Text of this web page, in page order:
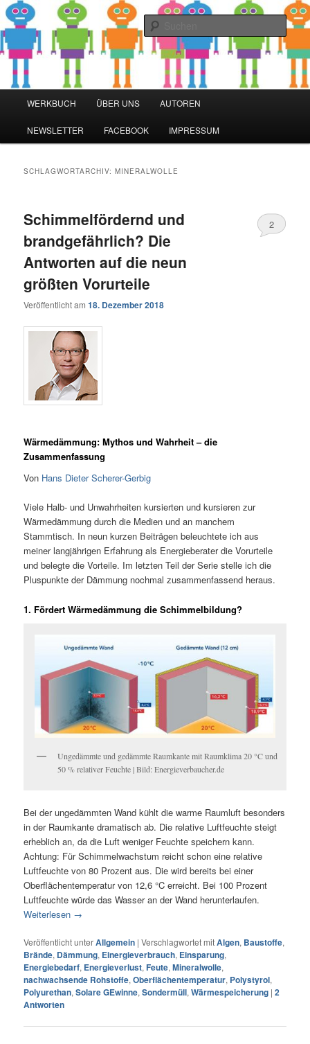
Zum
primären
Inhalt
springen
Zum
sekundären
Inhalt
springenWerkbuch Online
Blog zu den Themen Energieeffizienz und Digitalisierung
WERKBUCH ÜBER UNS AUTOREN
NEWSLETTER FACEBOOK IMPRESSUM
SCHLAGWORTARCHIV:MINERALWOLLE
Schimmelfördernd und
brandgefährlich? Die
Antworten auf die neun
größten Vorurteile
Veröffentlicht am18. Dezember 2018
2
Wärmedämmung: Mythos und Wahrheit – die
Zusammenfassung
Von Hans Dieter Scherer-Gerbig
Viele Halb- und Unwahrheiten kursierten und kursieren zur
Wärmedämmung durch die Medien und an manchem
Stammtisch. In neun kurzen Beiträgen beleuchtete ich aus
meiner langjährigen Erfahrung als Energieberater die Vorurteile
und belegte die Vorteile. Im letzten Teil der Serie stelle ich die
Pluspunkte der Dämmung nochmal zusammenfassend heraus.
1. Fördert Wärmedämmung die Schimmelbildung?
Ungedämmte und gedämmte Raumkante mit Raumklima 20 °C und
50 % relativer Feuchte | Bild: Energieverbaucher.de
Bei der ungedämmten Wand kühlt die warme Raumluft besonders
in der Raumkante dramatisch ab. Die relative Luftfeuchte steigt
erheblich an, da die Luft weniger Feuchte speichern kann.
Achtung: Für Schimmelwachstum reicht schon eine relative
Luftfeuchte von 80 Prozent aus. Die wird bereits bei einer
Oberflächentemperatur von 12,6 °C erreicht. Bei 100 Prozent
Luftfeuchte würde das Wasser an der Wand herunterlaufen.
Weiterlesen →
Veröffentlicht unterAllgemein |Verschlagwortet mitAlgen, Baustoffe,
Brände, Dämmung, Einergieverbrauch, Einsparung,
Energiebedarf, Energieverlust,Feute,Mineralwolle,
nachwachsende Rohstoffe,Oberflächentemperatur, Polystyrol,
Polyurethan,Solare GEwinne,Sondermüll,Wärmespeicherung |2
Antworten